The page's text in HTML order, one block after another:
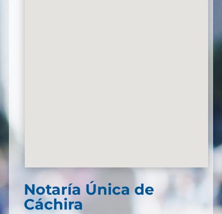
Notaría Única de
Cáchira